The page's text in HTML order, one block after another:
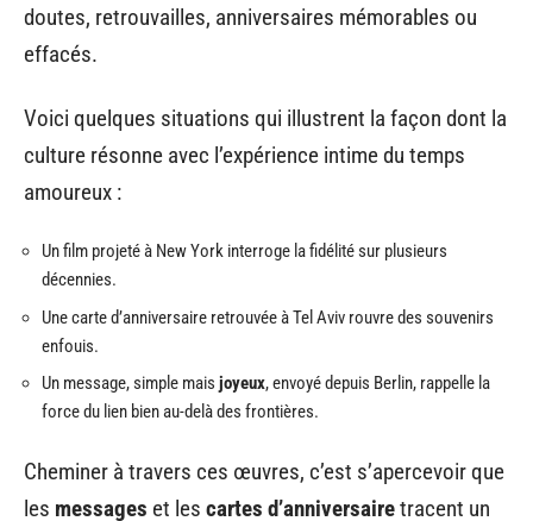
doutes, retrouvailles, anniversaires mémorables ou
effacés.
Voici quelques situations qui illustrent la façon dont la
culture résonne avec l’expérience intime du temps
amoureux :
Un film projeté à New York interroge la fidélité sur plusieurs
décennies.
Une carte d’anniversaire retrouvée à Tel Aviv rouvre des souvenirs
enfouis.
Un message, simple mais joyeux, envoyé depuis Berlin, rappelle la
force du lien bien au-delà des frontières.
Cheminer à travers ces œuvres, c’est s’apercevoir que
les messages et les cartes d’anniversairetracent un